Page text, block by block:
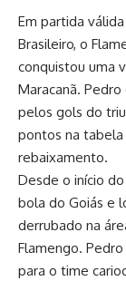
Em partida
Brasileiro, o
conquistou uma
Maracanã.
pelos gols do
pontos na tabela
rebaixamento.
Desde o início
bola do Goiás e
derrubado na
Flamengo.
para o time